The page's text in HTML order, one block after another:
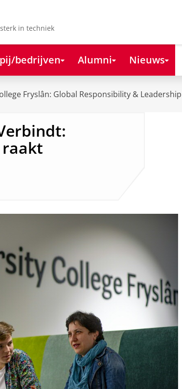
in techniek
bedrijven Alumni Nieuws
Fryslân: Global Responsibility & Leadership
raakt